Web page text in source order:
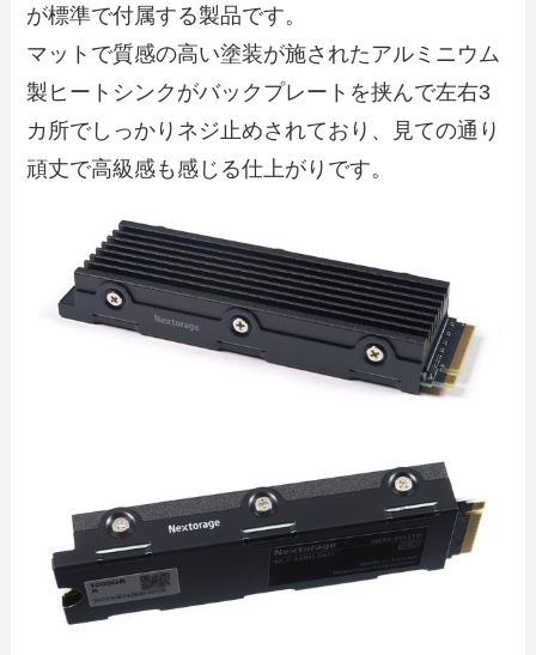
が標準で付属する製品です。
マットで質感の高い塗装が施されたアルミニウム
製ヒートシンクがバックプレートを挟んで左右3
カ所でしっかりネジ止めされており、見ての通り
頑丈で高級感も感じる仕上がりです。